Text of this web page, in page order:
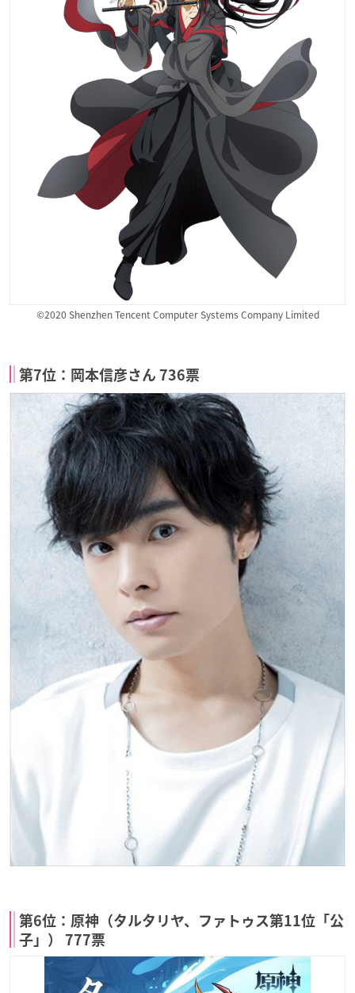
©2020 Shenzhen Tencent Computer Systems Company Limited
第7位：岡本信彦さん 736票
第6位：原神（タルタリヤ、ファトゥス第11位「公
子」） 777票